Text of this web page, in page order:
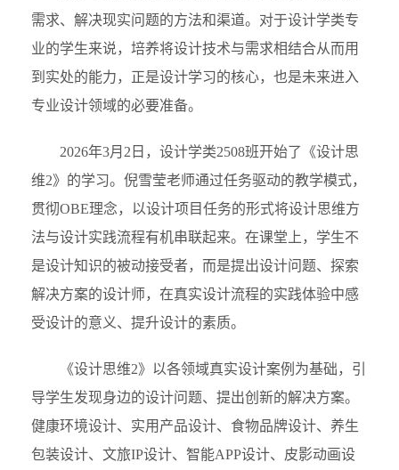
需求、解决现实问题的方法和渠道。对于设计学类专
业的学生来说，培养将设计技术与需求相结合从而用
到实处的能力，正是设计学习的核心，也是未来进入
专业设计领域的必要准备。
2026年3月2日，设计学类2508班开始了《设计思
维2》的学习。倪雪莹老师通过任务驱动的教学模式，
贯彻OBE理念，以设计项目任务的形式将设计思维方
法与设计实践流程有机串联起来。在课堂上，学生不
是设计知识的被动接受者，而是提出设计问题、探索
解决方案的设计师，在真实设计流程的实践体验中感
受设计的意义、提升设计的素质。
《设计思维2》以各领域真实设计案例为基础，引
导学生发现身边的设计问题、提出创新的解决方案。
健康环境设计、实用产品设计、食物品牌设计、养生
包装设计、文旅IP设计、智能APP设计、皮影动画设